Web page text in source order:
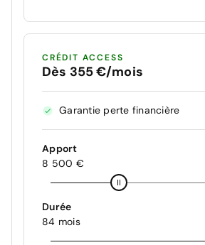
CRÉDIT ACCESS
Dès 355 €/mois
Garantie perte financière
Apport
8 500 €
Durée
84 mois